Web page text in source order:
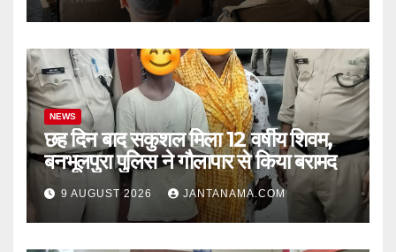
NEWS
छह दिन बाद सकुशल मिला 12 वर्षीय शिवम,
बनभूलपुरा पुलिस ने गौलापार से किया बरामद
9 AUGUST 2026 JANTANAMA.COM